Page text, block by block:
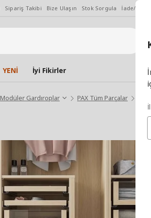
Sipariş Takibi Bize Ulaşın Stok Sorgula İade/
YENİ İyi Fikirler
Modüler Gardıroplar PAX Tüm Parçalar